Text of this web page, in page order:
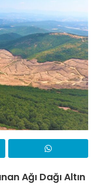
Ağı Dağı Altın